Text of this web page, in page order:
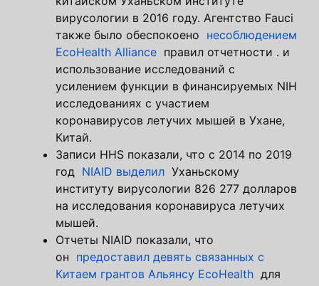
вирусологии в 2016 году. Агентство Fauci
также было обеспокоено несоблюдением
EcoHealth Alliance правил отчетности . и
использование исследований с
усилением функции в финансируемых NIH
исследованиях с участием
коронавирусов летучих мышей в Ухане,
Китай.
Записи HHS показали, что с 2014 по 2019
год NIAID выделил Уханьскому
институту вирусологии 826 277 долларов
на исследования коронавируса летучих
мышей.
Отчеты NIAID показали, что
он предоставил девять связанных с
Китаем грантов Альянсу EcoHealth для